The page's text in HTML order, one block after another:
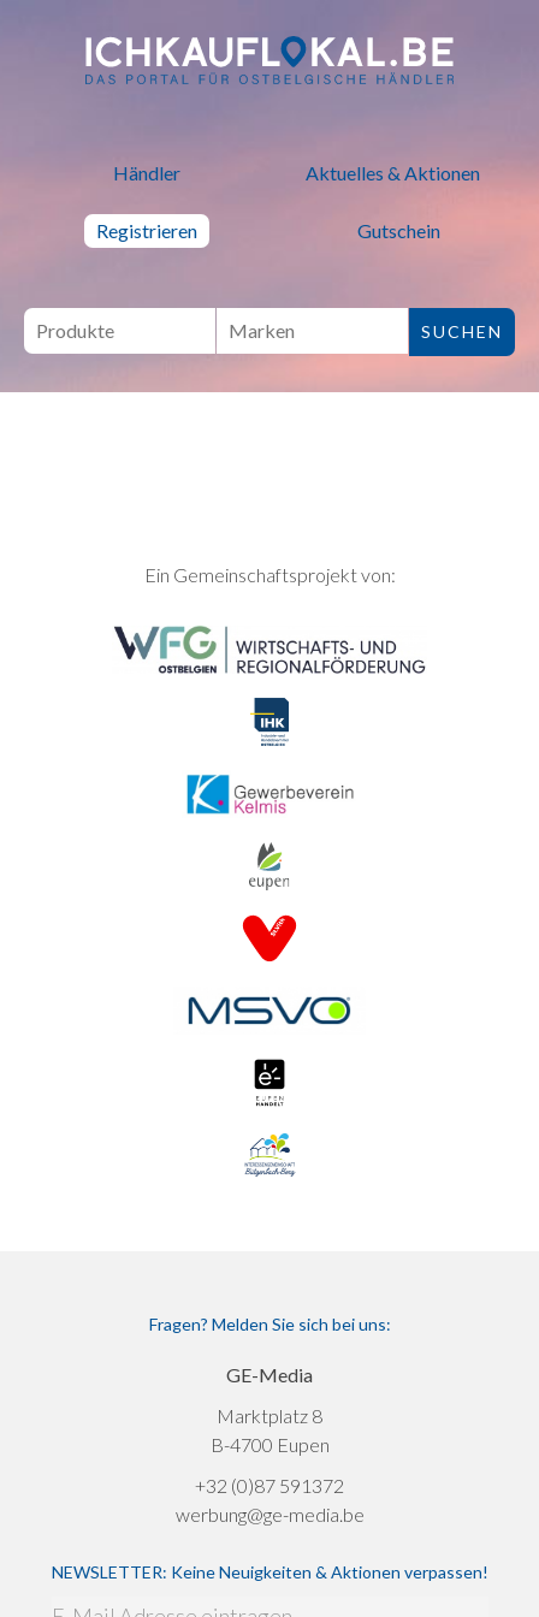
ich kauf lokal - Bei lokalen
Händler Aktuelles & Aktionen
Registrieren Gutschein
SEITENFUSSEin Gemeinschaftsprojekt von:
Fragen? Melden Sie sich bei uns:
GE-Media
Marktplatz 8
B-4700 Eupen
+32 (0)87 591372
werbung@ge-media.be
NEWSLETTER: Keine Neuigkeiten & Aktionen verpassen!